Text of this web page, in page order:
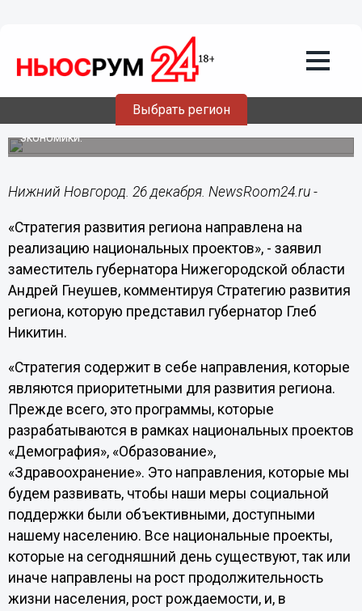
Выбрать регион
направлена на реализацию
нацпроектов - Гнеушев
Все национальные проекты, которые на сегодняшний
день существуют, так или иначе направлены на рост
продолжительность жизни населения, рост
рождаемости, и, в конечном итоге, на реальный рост
экономики.
Нижний Новгород. 26 декабря. NewsRoom24.ru -
«Стратегия развития региона направлена на
реализацию национальных проектов», - заявил
заместитель губернатора Нижегородской области
Андрей Гнеушев, комментируя Стратегию развития
региона, которую представил губернатор Глеб
Никитин.
«Стратегия содержит в себе направления, которые
являются приоритетными для развития региона.
Прежде всего, это программы, которые
разрабатываются в рамках национальных проектов
«Демография», «Образование»,
«Здравоохранение». Это направления, которые мы
будем развивать, чтобы наши меры социальной
поддержки были объективными, доступными
нашему населению. Все национальные проекты,
которые на сегодняшний день существуют, так или
иначе направлены на рост продолжительность
жизни населения, рост рождаемости, и, в